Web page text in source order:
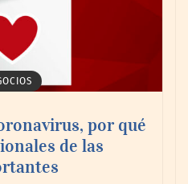
por qué
de las